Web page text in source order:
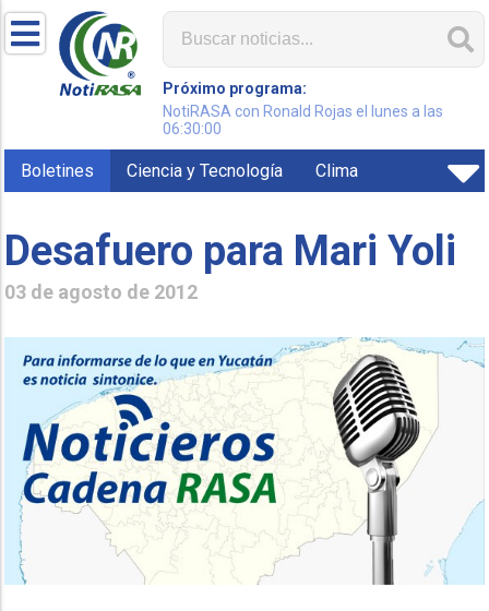
Próximo programa:
NotiRASA con Ronald Rojas el lunes a las
06:30:00
Boletines Ciencia y Tecnología Clima
Desafuero para Mari Yoli
03 de agosto de 2012